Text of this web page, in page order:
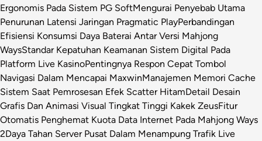
Ergonomis Pada Sistem PG SoftMengurai Penyebab Utama
Penurunan Latensi Jaringan Pragmatic PlayPerbandingan
Efisiensi Konsumsi Daya Baterai Antar Versi Mahjong
WaysStandar Kepatuhan Keamanan Sistem Digital Pada
Platform Live KasinoPentingnya Respon Cepat Tombol
Navigasi Dalam Mencapai MaxwinManajemen Memori Cache
Sistem Saat Pemrosesan Efek Scatter HitamDetail Desain
Grafis Dan Animasi Visual Tingkat Tinggi Kakek ZeusFitur
Otomatis Penghemat Kuota Data Internet Pada Mahjong Ways
2Daya Tahan Server Pusat Dalam Menampung Trafik Live